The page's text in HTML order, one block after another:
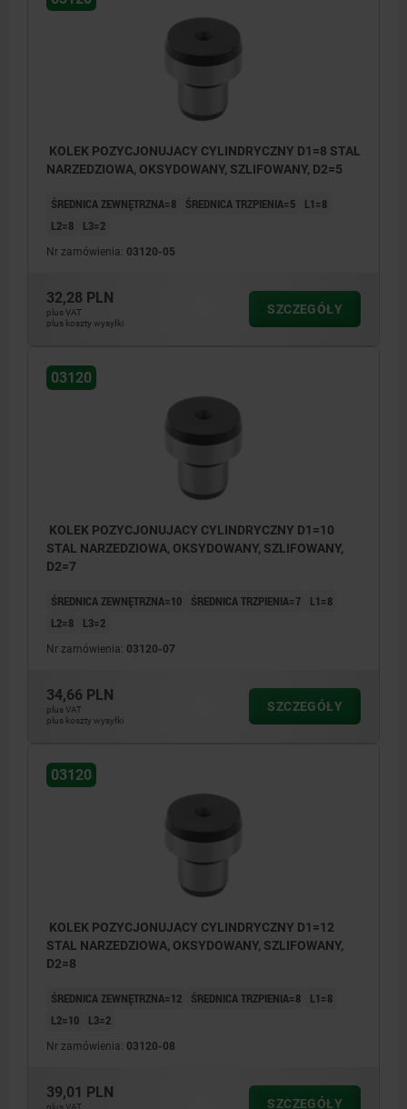
KOLEK POZYCJONUJACY CYLINDRYCZNY D1=8 STAL
NARZEDZIOWA, OKSYDOWANY, SZLIFOWANY, D2=5
ŚREDNICA ZEWNĘTRZNA=8 ŚREDNICA TRZPIENIA=5
L1=8
L2=8
L3=2
Nr zamówienia: 03120-05
32,28 PLN
plus VAT
plus koszty wysyłki
SZCZEGÓŁY
03120
KOLEK POZYCJONUJACY CYLINDRYCZNY D1=10
STAL NARZEDZIOWA, OKSYDOWANY, SZLIFOWANY,
D2=7
ŚREDNICA ZEWNĘTRZNA=10 ŚREDNICA TRZPIENIA=7
L1=8
L2=8
L3=2
Nr zamówienia: 03120-07
34,66 PLN
plus VAT
plus koszty wysyłki
SZCZEGÓŁY
03120
KOLEK POZYCJONUJACY CYLINDRYCZNY D1=12
STAL NARZEDZIOWA, OKSYDOWANY, SZLIFOWANY,
D2=8
ŚREDNICA ZEWNĘTRZNA=12 ŚREDNICA TRZPIENIA=8
L1=8
L2=10
L3=2
Nr zamówienia: 03120-08
39,01 PLN
plus VAT
SZCZEGÓŁY